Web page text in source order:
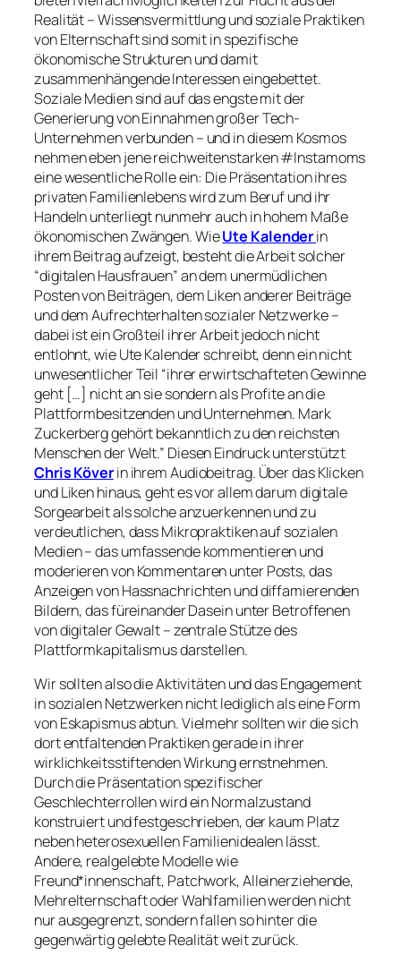
Realität – Wissensvermittlung und soziale Praktiken
von Elternschaft sind somit in spezifische
ökonomische Strukturen und damit
zusammenhängende Interessen eingebettet.
Soziale Medien sind auf das engste mit der
Generierung von Einnahmen großer Tech-
Unternehmen verbunden – und in diesem Kosmos
nehmen eben jene reichweitenstarken #Instamoms
eine wesentliche Rolle ein: Die Präsentation ihres
privaten Familienlebens wird zum Beruf und ihr
Handeln unterliegt nunmehr auch in hohem Maße
ökonomischen Zwängen. WieUte Kalenderin
ihrem Beitrag aufzeigt, besteht die Arbeit solcher
“digitalen Hausfrauen” an dem unermüdlichen
Posten von Beiträgen, dem Liken anderer Beiträge
und dem Aufrechterhalten sozialer Netzwerke –
dabei ist ein Großteil ihrer Arbeit jedoch nicht
entlohnt, wie Ute Kalender schreibt, denn ein nicht
unwesentlicher Teil “ihrer erwirtschafteten Gewinne
geht […] nicht an sie sondern als Profite an die
Plattformbesitzenden und Unternehmen. Mark
Zuckerberg gehört bekanntlich zu den reichsten
Menschen der Welt.” Diesen Eindruck unterstützt
Chris Köverin ihrem Audiobeitrag. Über das Klicken
und Liken hinaus, geht es vor allem darum digitale
Sorgearbeit als solche anzuerkennen und zu
verdeutlichen, dass Mikropraktiken auf sozialen
Medien – das umfassende kommentieren und
moderieren von Kommentaren unter Posts, das
Anzeigen von Hassnachrichten und diffamierenden
Bildern, das füreinander Dasein unter Betroffenen
von digitaler Gewalt – zentrale Stütze des
Plattformkapitalismus darstellen.
Wir sollten also die Aktivitäten und das Engagement
in sozialen Netzwerken nicht lediglich als eine Form
von Eskapismus abtun. Vielmehr sollten wir die sich
dort entfaltenden Praktiken gerade in ihrer
wirklichkeitsstiftenden Wirkung ernstnehmen.
Durch die Präsentation spezifischer
Geschlechterrollen wird ein Normalzustand
konstruiert und festgeschrieben, der kaum Platz
neben heterosexuellen Familienidealen lässt.
Andere, realgelebte Modelle wie
Freund*innenschaft, Patchwork, Alleinerziehende,
Mehrelternschaft oder Wahlfamilien werden nicht
nur ausgegrenzt, sondern fallen so hinter die
gegenwärtig gelebte Realität weit zurück.